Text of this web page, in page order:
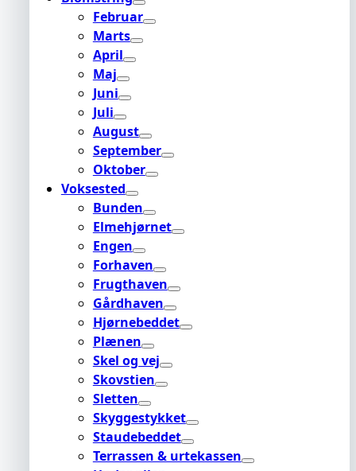
Februar
Marts
April
Maj
Juni
Juli
August
September
Oktober
Voksested
Bunden
Elmehjørnet
Engen
Forhaven
Frugthaven
Gårdhaven
Hjørnebeddet
Plænen
Skel og vej
Skovstien
Sletten
Skyggestykket
Staudebeddet
Terrassen & urtekassen